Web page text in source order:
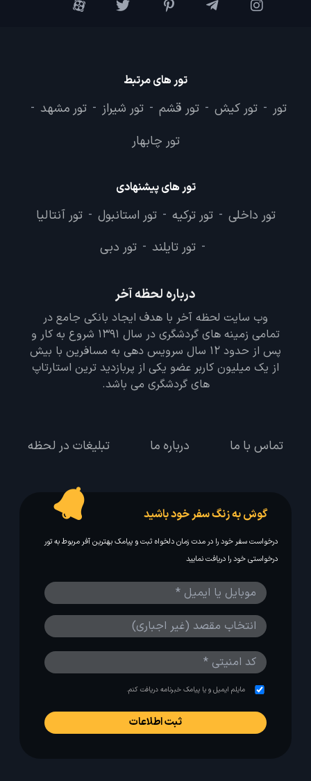
تور های مرتبط
تور - تور کیش - تور قشم - تور شیراز - تور مشهد -
تور چابهار
تور های پیشنهادی
تور داخلی - تور ترکیه - تور استانبول - تور آنتالیا
- تور تایلند - تور دبی
درباره لحظه آخر
وب سایت لحظه آخر با هدف ایجاد بانکی جامع در
تمامی زمینه های گردشگری در سال 1391 شروع به کار و
پس از حدود 12 سال سرویس دهی به مسافرین با بیش
از یک میلیون کاربر عضو یکی از پربازدید ترین استارتاپ
های گردشگری می باشد.
تماس با ما درباره ما تبلیغات در لحظه
گوش به زنگ سفر خود باشید
درخواست سفر خود را در مدت زمان دلخواه ثبت و پیامک بهترین آفر مربوط به تور
درخواستی خود را دریافت نمایید
مایلم ایمیل و یا پیامک خبرنامه دریافت کنم.